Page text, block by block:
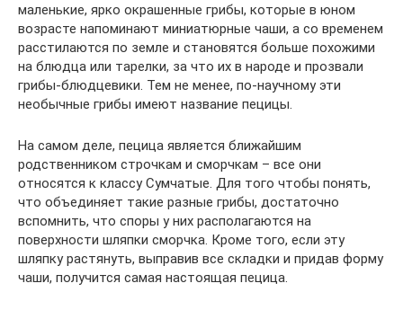
маленькие, ярко окрашенные грибы, которые в юном
возрасте напоминают миниатюрные чаши, а со временем
расстилаются по земле и становятся больше похожими
на блюдца или тарелки, за что их в народе и прозвали
грибы-блюдцевики. Тем не менее, по-научному эти
необычные грибы имеют название пецицы.
На самом деле, пецица является ближайшим
родственником строчкам и сморчкам – все они
относятся к классу Сумчатые. Для того чтобы понять,
что объединяет такие разные грибы, достаточно
вспомнить, что споры у них располагаются на
поверхности шляпки сморчка. Кроме того, если эту
шляпку растянуть, выправив все складки и придав форму
чаши, получится самая настоящая пецица.